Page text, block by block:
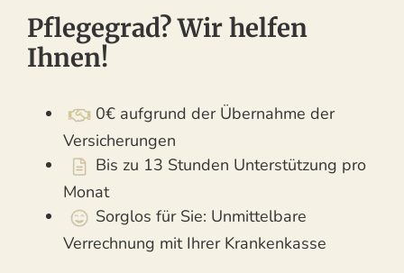
Pflegegrad? Wir helfen
Ihnen!
0€ aufgrund der Übernahme der
Versicherungen
Bis zu 13 Stunden Unterstützung pro
Monat
Sorglos für Sie: Unmittelbare
Verrechnung mit Ihrer Krankenkasse